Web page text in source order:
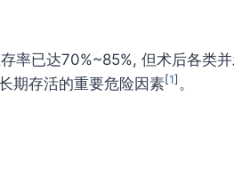
率已达70%~85%, 但术后各类
期存活的重要危险因素[1] 。